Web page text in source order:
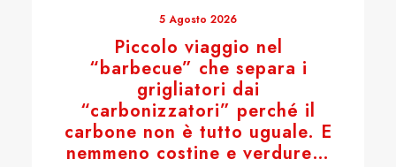
5 Agosto 2026
Piccolo viaggio nel
“barbecue” che separa i
grigliatori dai
“carbonizzatori” perché il
carbone non è tutto uguale. E
nemmeno costine e verdure…